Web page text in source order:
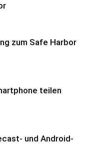
zum Safe Harbor
teilen
und Android-